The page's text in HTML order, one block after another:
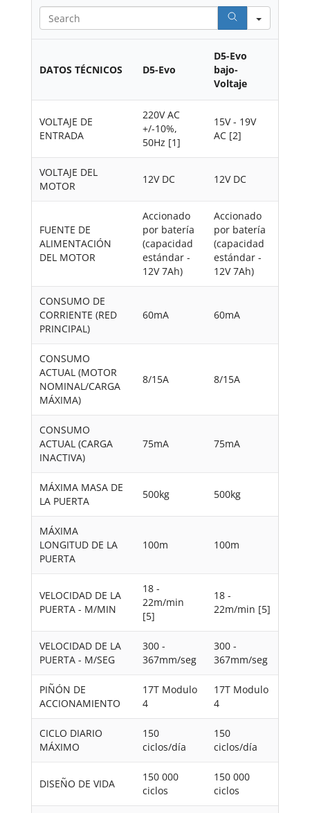
FOLLETO
MANUAL DE INSTALACIÓN
S
e
DATOS TÉCNICOS D5-Evo
D5-Evo
bajo-
Voltaje
VOLTAJE DE
ENTRADA
220V AC
+/-10%,
50Hz [1]
15V - 19V
AC [2]
VOLTAJE DEL
MOTOR
12V DC 12V DC
FUENTE DE
ALIMENTACIÓN
DEL MOTOR
Accionado
por batería
(capacidad
estándar -
12V 7Ah)
Accionado
por batería
(capacidad
estándar -
12V 7Ah)
CONSUMO DE
CORRIENTE (RED
PRINCIPAL)
60mA 60mA
CONSUMO
ACTUAL (MOTOR
NOMINAL/CARGA
MÁXIMA)
8/15A 8/15A
CONSUMO
ACTUAL (CARGA
INACTIVA)
75mA 75mA
MÁXIMA MASA DE
LA PUERTA
500kg 500kg
MÁXIMA
LONGITUD DE LA
PUERTA
100m 100m
VELOCIDAD DE LA
PUERTA - M/MIN
18 -
22m/min
[5]
18 -
22m/min [5]
VELOCIDAD DE LA
PUERTA - M/SEG
300 -
367mm/seg
300 -
367mm/seg
PIÑÓN DE
ACCIONAMIENTO
17T Modulo
4
17T Modulo
4
CICLO DIARIO
MÁXIMO
150
ciclos/día
150
ciclos/día
DISEÑO DE VIDA
150 000
ciclos
150 000
ciclos